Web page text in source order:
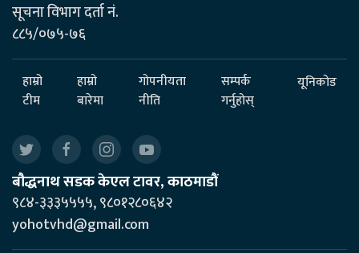
सूचना विभाग दर्ता नं.
८८५/०७५-७६
हाम्रो
टीम
हाम्रो
बारेमा
गोपनीयता
नीति
सम्पर्क
गर्नुहोस्
यूनिकोड
बौद्धनाथ सडक केएल टावर, काठमाडौं
९८४-३३३५५५५, ९८०१२८०६४२
yohotvhd@gmail.com